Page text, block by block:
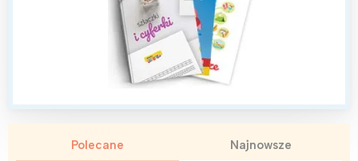
Polecane Najnowsze
tego regionu: